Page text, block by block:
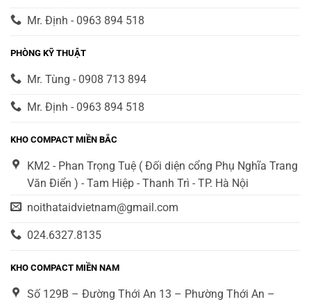
Mr. Định - 0963 894 518
PHÒNG KỸ THUẬT
Mr. Tùng - 0908 713 894
Mr. Định - 0963 894 518
KHO COMPACT MIỀN BẮC
KM2 - Phan Trọng Tuệ ( Đối diện cổng Phụ Nghĩa Trang
Văn Điển ) - Tam Hiệp - Thanh Trì - TP. Hà Nội
noithataidvietnam@gmail.com
024.6327.8135
KHO COMPACT MIỀN NAM
Số 129B – Đường Thới An 13 – Phường Thới An –